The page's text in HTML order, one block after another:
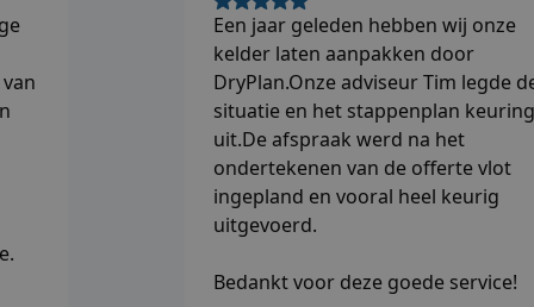
Een jaar geleden hebben wij onze
kelder laten aanpakken door
DryPlan.Onze adviseur Tim legde de
situatie en het stappenplan keuring
uit.De afspraak werd na het
ondertekenen van de offerte vlot
ingepland en vooral heel keurig
uitgevoerd.
Bedankt voor deze goede service!